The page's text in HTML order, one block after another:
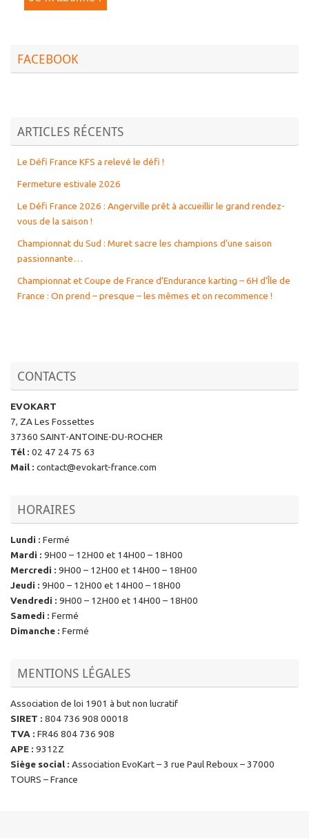
FACEBOOK
ARTICLES RÉCENTS
Le Défi France KFS a relevé le défi !
Fermeture estivale 2026
Le Défi France 2026 : Angerville prêt à accueillir le grand rendez-
vous de la saison !
Championnat du Sud : Muret sacre les champions d’une saison
passionnante…
Championnat et Coupe de France d’Endurance karting – 6H d’Île de
France : On prend – presque – les mêmes et on recommence !
CONTACTS
EVOKART
7, ZA Les Fossettes
37360 SAINT-ANTOINE-DU-ROCHER
Tél : 02 47 24 75 63
Mail : contact@evokart-france.com
HORAIRES
Lundi : Fermé
Mardi : 9H00 – 12H00 et 14H00 – 18H00
Mercredi : 9H00 – 12H00 et 14H00 – 18H00
Jeudi : 9H00 – 12H00 et 14H00 – 18H00
Vendredi : 9H00 – 12H00 et 14H00 – 18H00
Samedi : Fermé
Dimanche : Fermé
MENTIONS LÉGALES
Association de loi 1901 à but non lucratif
SIRET : 804 736 908 00018
TVA : FR46 804 736 908
APE : 9312Z
Siège social : Association EvoKart – 3 rue Paul Reboux – 37000
TOURS – France